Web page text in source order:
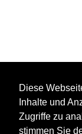
Diese
Inhalte und
Zugriffe zu
stimmen Sie